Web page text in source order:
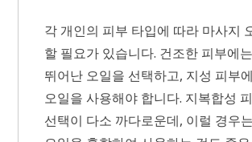
각 개인의 피부 타입에 따라 마사지
할 필요가 있습니다. 건조한 피부에
뛰어난 오일을 선택하고, 지성 피부
오일을 사용해야 합니다. 지복합성
선택이 다소 까다로운데, 이럴 경우